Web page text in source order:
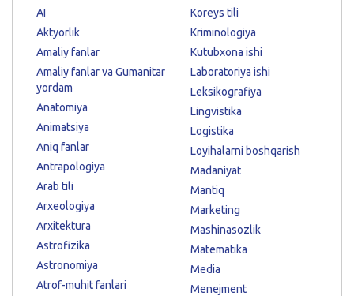
AI
Aktyorlik
Amaliy fanlar
Amaliy fanlar va Gumanitar
yordam
Anatomiya
Animatsiya
Aniq fanlar
Antrapologiya
Arab tili
Arxeologiya
Arxitektura
Astrofizika
Astronomiya
Atrof-muhit fanlari
Koreys tili
Kriminologiya
Kutubxona ishi
Laboratoriya ishi
Leksikografiya
Lingvistika
Logistika
Loyihalarni boshqarish
Madaniyat
Mantiq
Marketing
Mashinasozlik
Matematika
Media
Menejment